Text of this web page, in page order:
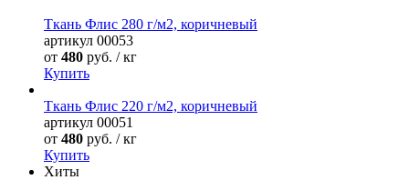
Ткань Флис 280 г/м2, коричневый
артикул 00053
от 480 руб. / кг
Купить
Ткань Флис 220 г/м2, коричневый
артикул 00051
от 480 руб. / кг
Купить
Хиты